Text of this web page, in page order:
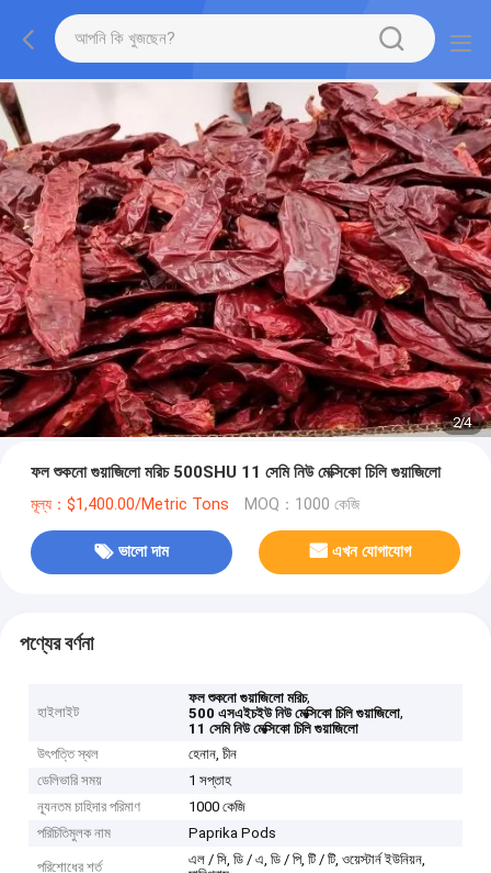
2/4
ফল শুকনো গুয়াজিলো মরিচ 500SHU 11 সেমি নিউ মেক্সিকো চিলি গুয়াজিলো
মূল্য：$1,400.00/Metric Tons MOQ：1000 কেজি
ভালো দাম এখন যোগাযোগ
পণ্যের বর্ণনা
হাইলাইট
ফল শুকনো গুয়াজিলো মরিচ,
500 এসএইচইউ নিউ মেক্সিকো চিলি গুয়াজিলো,
11 সেমি নিউ মেক্সিকো চিলি গুয়াজিলো
উৎপত্তি স্থল
হেনান, চীন
ডেলিভারি সময়
1 সপ্তাহ
ন্যূনতম চাহিদার পরিমাণ
1000 কেজি
পরিচিতিমুলক নাম
Paprika Pods
পরিশোধের শর্ত
এল / সি, ডি / এ, ডি / পি, টি / টি, ওয়েস্টার্ন ইউনিয়ন,